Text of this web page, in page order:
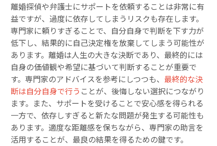
離婚探偵や弁護士にサポートを依頼することは非常に有
益ですが、過度に依存してしまうリスクも存在します。
専門家に頼りすぎることで、自分自身で判断を下す力が
低下し、結果的に自己決定権を放棄してしまう可能性が
あります。離婚は人生の大きな決断であり、最終的には
自身の価値観や希望に基づいて判断することが重要で
す。専門家のアドバイスを参考にしつつも、 最終的な決
断は自分自身で行う ことが、後悔しない選択につながり
ます。また、サポートを受けることで安心感を得られる
一方で、依存しすぎると新たな問題が発生する可能性も
あります。適度な距離感を保ちながら、専門家の助言を
活用することが、最良の結果を得るための鍵です。